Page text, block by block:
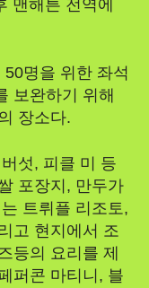
맨해튼 전역에
명을 위한 좌석
보완하기 위해
장소다.
섯, 피클 미 등
포장지, 만두가
트뤼플 리조토,
고 현지에서 조
등의 요리를 제
퍼콘 마티니, 블